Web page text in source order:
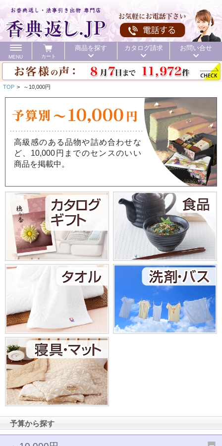
MENU カート
商品を探す
初盆 お返し 40%OFF
お値引き 送料無料 カタログ
特選ギフト セット商品 お急ぎ便
ランキング
価格で探す
40%OFF
お値引き
特選ギフト
セット商品
お急ぎ便
頂いた金額
カタログ請求 お問い合せ
TOP > ～10,000円
高級感のある品物や詰め合わせな
ど、10,000円までのセンスのいい
商品を掲載中。
予算から探す